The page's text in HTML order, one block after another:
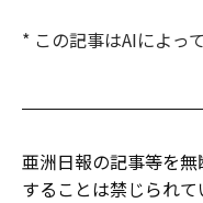
* この記事はAIによっ
亜洲日報の記事等を
することは禁じられて